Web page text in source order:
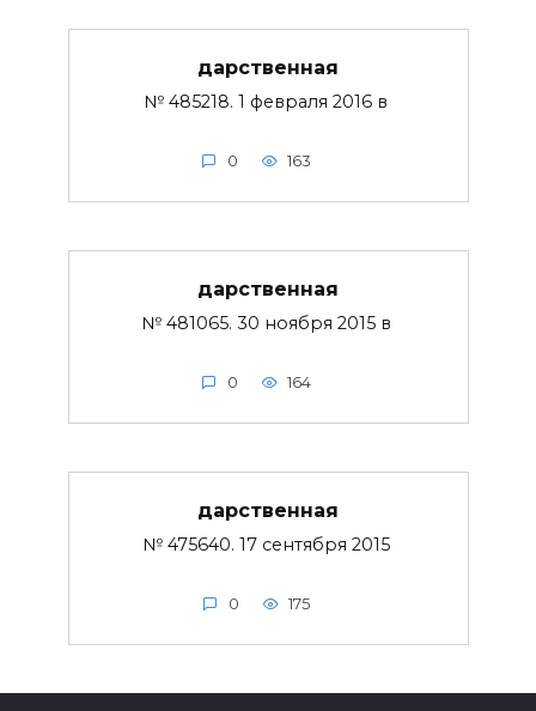
дарственная
№ 485218. 1 февраля 2016 в
0 163
дарственная
№ 481065. 30 ноября 2015 в
0 164
дарственная
№ 475640. 17 сентября 2015
0 175